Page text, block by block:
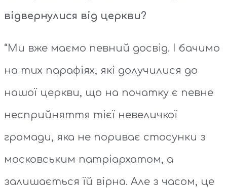
відвернулися від церкви?
“Ми вже маємо певний досвід. І бачимо
на тих парафіях, які долучилися до
нашої церкви, що на початку є певне
несприйняття тієї невеличкої
громади, яка не пориває стосунки з
московським патріархатом, а
залишається їй вірна. Але з часом, це